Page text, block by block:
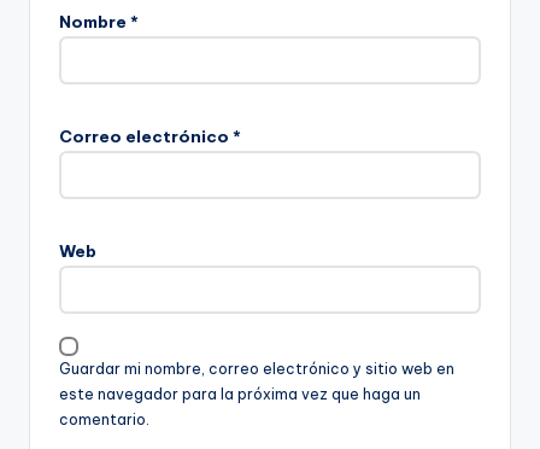
Nombre *
Correo electrónico *
Web
Guardar mi nombre, correo electrónico y sitio web en
este navegador para la próxima vez que haga un
comentario.